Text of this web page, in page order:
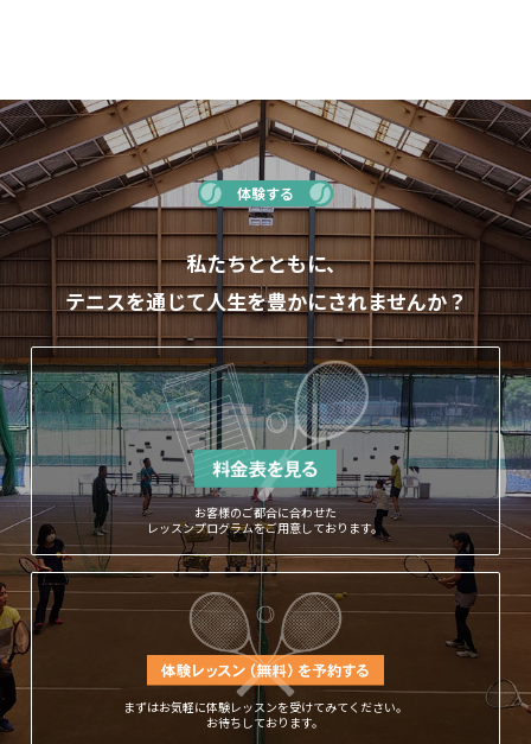
体験する
私たちとともに、
テニスを通じて人生を豊かにされませんか？
お客様のご都合に合わせた
レッスンプログラムをご用意しております。
まずはお気軽に体験レッスンを受けてみてください。
お待ちしております。